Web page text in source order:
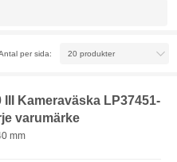
per sida:
Kameraväska LP37451-
varumärke
mm